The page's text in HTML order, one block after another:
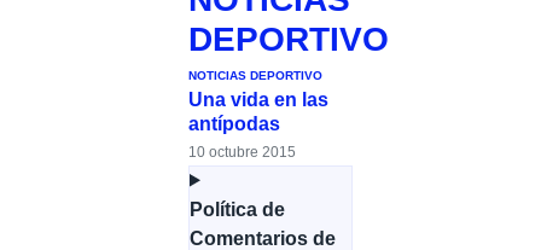
DEPORTIVO
NOTICIAS DEPORTIVO
Una vida en las
antípodas
10 octubre 2015
Política de
Comentarios de